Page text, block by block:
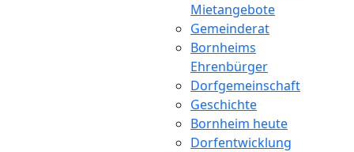
Mietangebote
Gemeinderat
Bornheims
Ehrenbürger
Dorfgemeinschaft
Geschichte
Bornheim heute
Dorfentwicklung